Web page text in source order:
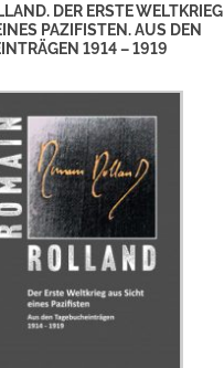
DER ERSTE WELTKRIEG
PAZIFISTEN. AUS DEN
1914 – 1919